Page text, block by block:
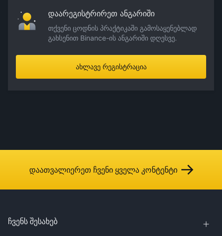
დაარეგისტრირეთ ანგარიში
თქვენი ცოდნის პრაქტიკაში გამოსაყენებლად
გახსენით Binance-ის ანგარიში დღესვე.
ახლავე რეგისტრაცია
დაათვალიერეთ ჩვენი ყველა კონტენტი
ჩვენს შესახებ